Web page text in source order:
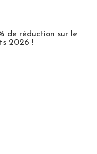
de réduction sur le
2026 !